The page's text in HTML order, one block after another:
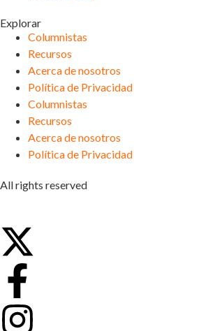
Explorar
Columnistas
Recursos
Acerca de nosotros
Política de Privacidad
Columnistas
Recursos
Acerca de nosotros
Política de Privacidad
All rights reserved